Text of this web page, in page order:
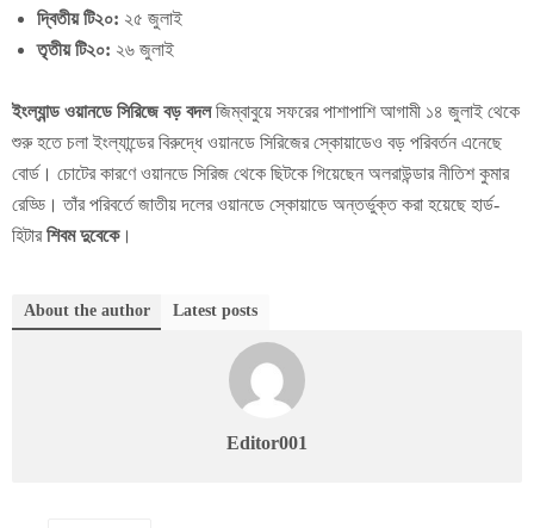
দ্বিতীয় টি২০: ২৫ জুলাই
তৃতীয় টি২০: ২৬ জুলাই
ইংল্যান্ড ওয়ানডে সিরিজে বড় বদলজিম্বাবুয়ে সফরের পাশাপাশি আগামী ১৪ জুলাই থেকে
শুরু হতে চলা ইংল্যান্ডের বিরুদ্ধে ওয়ানডে সিরিজের স্কোয়াডেও বড় পরিবর্তন এনেছে
বোর্ড। চোটের কারণে ওয়ানডে সিরিজ থেকে ছিটকে গিয়েছেন অলরাউন্ডার নীতিশ কুমার
রেড্ডি। তাঁর পরিবর্তে জাতীয় দলের ওয়ানডে স্কোয়াডে অন্তর্ভুক্ত করা হয়েছে হার্ড-
হিটারশিবম দুবেকে।
About the author Latest posts
Editor001